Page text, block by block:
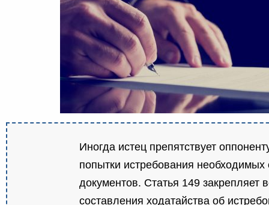
Иногда истец препятствует
попытки истребования необходимых
документов. Статья 149 закрепляет
составления ходатайства об